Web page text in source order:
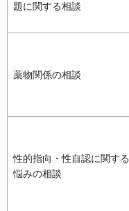
題に関する相談
薬物関係の相談
性的指向・性自認に関する
悩みの相談